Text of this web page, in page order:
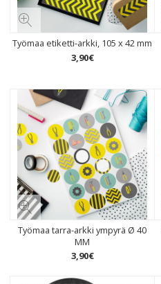
Työmaa etiketti-arkki, 105 x 42 mm
3,90€
Työmaa tarra-arkki ympyrä Ø 40
MM
3,90€